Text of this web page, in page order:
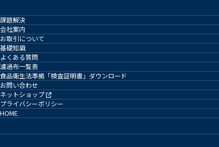
課題解決
会社案内
お取引について
基礎知識
よくある質問
濾過布一覧表
食品衛生法準拠「検査証明書」ダウンロード
お問い合わせ
ネットショップ
プライバシーポリシー
HOME